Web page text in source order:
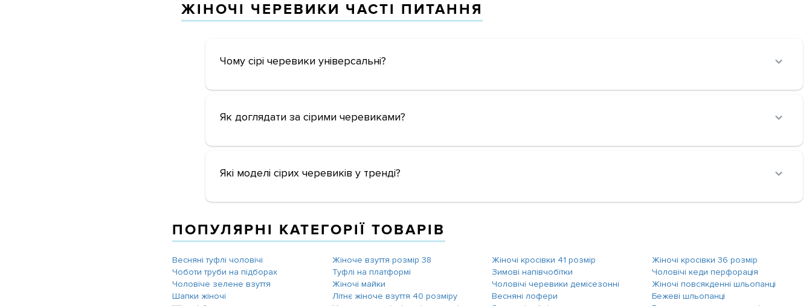
ЖІНОЧІ ЧЕРЕВИКИ ЧАСТІ ПИТАННЯ
Чому сірі черевики універсальні?
Як доглядати за сірими черевиками?
Які моделі сірих черевиків у тренді?
ПОПУЛЯРНІ КАТЕГОРІЇ ТОВАРІВ
Весняні туфлі чоловічі
Чоботи труби на підборах
Чоловіче зелене взуття
Шапки жіночі
Жіноче взуття розмір 38
Туфлі на платформі
Жіночі майки
Літнє жіноче взуття 40 розміру
Жіночі кросівки 41 розмір
Зимові напівчобітки
Чоловічі черевики демісезонні
Весняні лофери
Жіночі кросівки 36 розмір
Чоловічі кеди перфорація
Жіночі повсякденні шльопанці
Бежеві шльопанці